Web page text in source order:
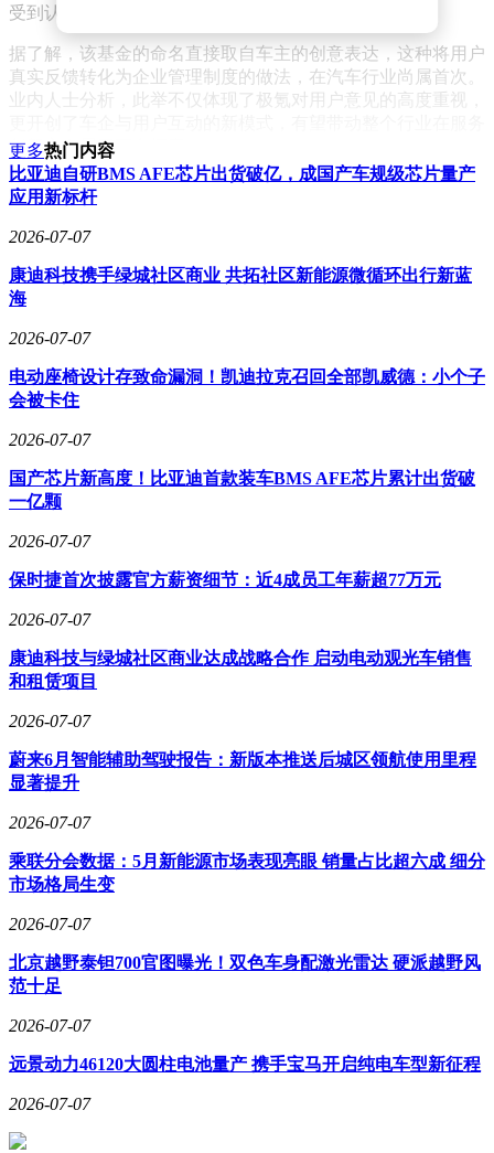
受到认可，同时向用户传递品牌对服务品质的坚持。
据了解，该基金的命名直接取自车主的创意表达，这种将用户
真实反馈转化为企业管理制度的做法，在汽车行业尚属首次。
业内人士分析，此举不仅体现了极氪对用户意见的高度重视，
创新方面展开更多探索。
更多热门内容
比亚迪自研BMS AFE芯片出货破亿，成国产车规级芯片量产
应用新标杆
2026-07-07
康迪科技携手绿城社区商业 共拓社区新能源微循环出行新蓝
海
2026-07-07
电动座椅设计存致命漏洞！凯迪拉克召回全部凯威德：小个子
会被卡住
2026-07-07
国产芯片新高度！比亚迪首款装车BMS AFE芯片累计出货破
一亿颗
2026-07-07
保时捷首次披露官方薪资细节：近4成员工年薪超77万元
2026-07-07
康迪科技与绿城社区商业达成战略合作 启动电动观光车销售
和租赁项目
2026-07-07
蔚来6月智能辅助驾驶报告：新版本推送后城区领航使用里程
显著提升
2026-07-07
乘联分会数据：5月新能源市场表现亮眼 销量占比超六成 细分
市场格局生变
2026-07-07
北京越野泰钽700官图曝光！双色车身配激光雷达 硬派越野风
范十足
2026-07-07
远景动力46120大圆柱电池量产 携手宝马开启纯电车型新征程
2026-07-07